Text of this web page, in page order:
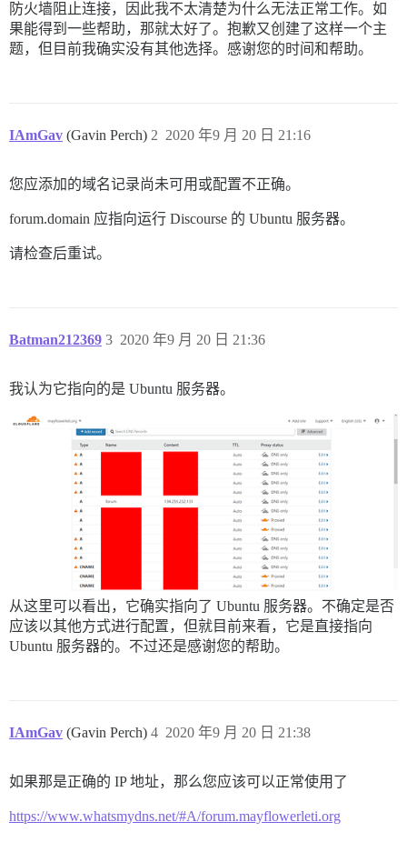
防火墙阻止连接，因此我不太清楚为什么无法正常工作。如
果能得到一些帮助，那就太好了。抱歉又创建了这样一个主
题，但目前我确实没有其他选择。感谢您的时间和帮助。
IAmGav (Gavin Perch) 2020 年9 月 20 日 21:16
2
您应添加的域名记录尚未可用或配置不正确。
forum.domain 应指向运行 Discourse 的 Ubuntu 服务器。
请检查后重试。
Batman212369 2020 年9 月 20 日 21:36
3
我认为它指向的是 Ubuntu 服务器。
从这里可以看出，它确实指向了 Ubuntu 服务器。不确定是否
应该以其他方式进行配置，但就目前来看，它是直接指向
Ubuntu 服务器的。不过还是感谢您的帮助。
IAmGav (Gavin Perch) 2020 年9 月 20 日 21:38
4
如果那是正确的 IP 地址，那么您应该可以正常使用了
https://www.whatsmydns.net/#A/forum.mayflowerleti.org